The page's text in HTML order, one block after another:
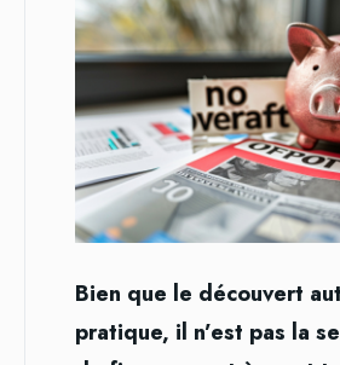
Bien que le découvert
pratique, il n’est pas la